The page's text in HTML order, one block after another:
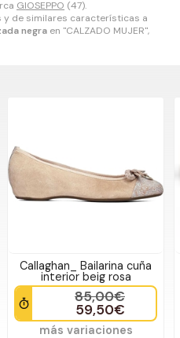
GIOSEPPO (47).
de similares características a
negra en "CALZADO MUJER",
cuña
beig rosa
85,00€
59,50€
más